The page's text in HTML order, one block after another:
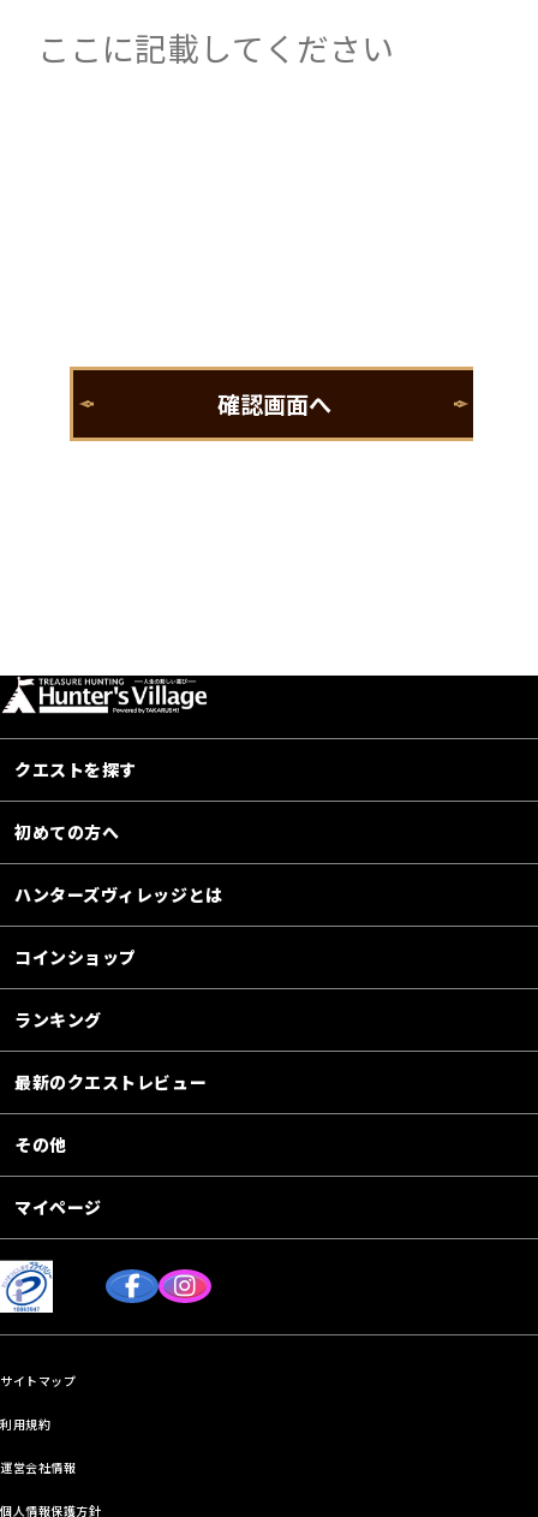
クエストを探す
初めての方へ
ハンターズヴィレッジとは
コインショップ
ランキング
最新のクエストレビュー
その他
マイページ
サイトマップ
利用規約
運営会社情報
個人情報保護方針